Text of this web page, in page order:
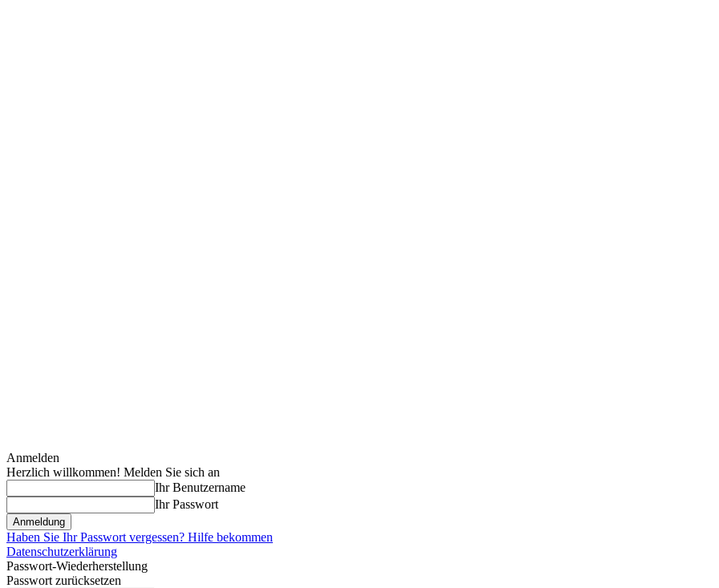
Anmelden
Herzlich willkommen! Melden Sie sich an
Ihr Benutzername
Ihr Passwort
Haben Sie Ihr Passwort vergessen? Hilfe bekommen
Datenschutzerklärung
Passwort-Wiederherstellung
Passwort zurücksetzen